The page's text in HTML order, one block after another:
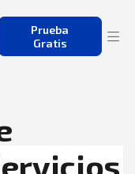
Prueba
Gratis